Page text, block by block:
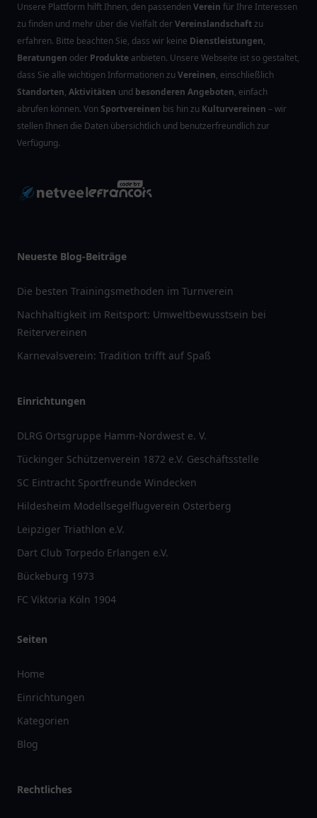
Unsere Plattform hilft Ihnen, den passendenVerein für Ihre Interessen
zu finden und mehr über die Vielfalt derVereinslandschaftzu
erfahren. Bitte beachten Sie, dass wir keine Dienstleistungen,
Beratungen oder Produkte anbieten. Unsere Webseite ist so gestaltet,
dass Sie alle wichtigen Informationen zu Vereinen, einschließlich
Standorten, Aktivitäten und besonderen Angeboten, einfach
abrufen können. VonSportvereinen bis hin zu Kulturvereinen – wir
stellen Ihnen die Daten übersichtlich und benutzerfreundlich zur
Verfügung.
Neueste Blog-Beiträge
Die besten Trainingsmethoden im Turnverein
Nachhaltigkeit im Reitsport: Umweltbewusstsein bei
Reitervereinen
Karnevalsverein: Tradition trifft auf Spaß
Einrichtungen
DLRG Ortsgruppe Hamm-Nordwest e. V.
Tückinger Schützenverein 1872 e.V. Geschäftsstelle
SC Eintracht Sportfreunde Windecken
Hildesheim Modellsegelflugverein Osterberg
Leipziger Triathlon e.V.
Dart Club Torpedo Erlangen e.V.
Bückeburg 1973
FC Viktoria Köln 1904
Seiten
Home
Einrichtungen
Kategorien
Blog
Rechtliches